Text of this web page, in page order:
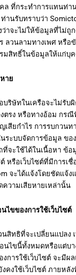
ล ที่กระทำการแทนท่า
านรับทราบว่า
ว่าจะไม่ให้ข้อมูลที่ไม่
ลวนลามทางเพศ หรือ
มสิทธิ์ในข้อมูลให้แก่บุ
าย
ริษัทในเครือจะไม่รับ
ตรง หรือทางอ้อม กรณี
สียกำไร การรบกวนท
ระบบจัดการข้อมูล ขอ
ที่จะใช้ได้ในเนื้อหา ข้อ
หรือเว็บไซต์ที่มีการเชื่
จะได้แจ้งโดยชัดแจ้
ความเสียหายเหล่านั้น
ไขของการใช้เว็บไซต์
สิทธิที่จะเปลี่ยนแปลง
นไขนี้ทั้งหมดหรือแต่บา
งการใช้เว็บไซต์ จะมีผ
คงใช้เว็บไซต์ ภายหลั